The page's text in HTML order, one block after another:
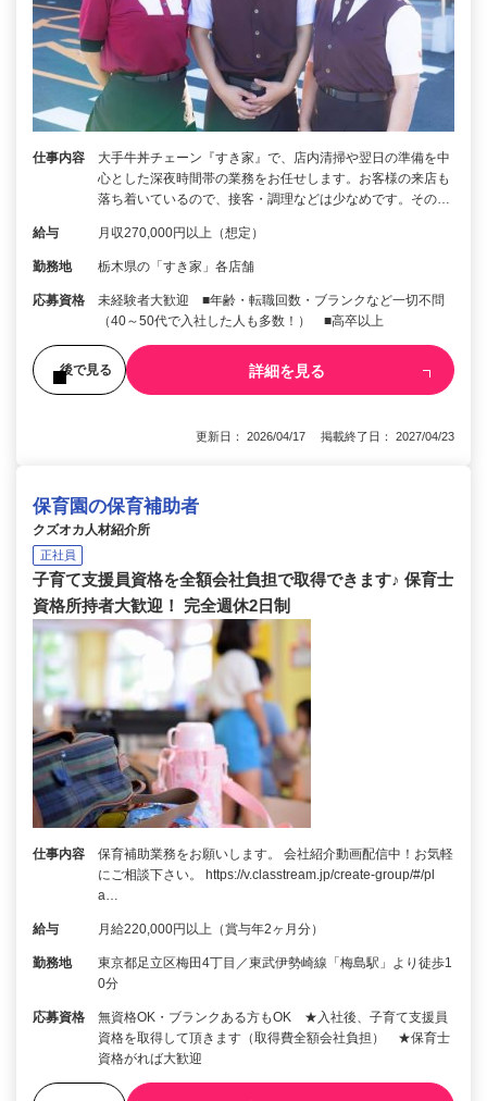
仕事内容
大手牛丼チェーン『すき家』で、店内清掃や翌日の準備を中
心とした深夜時間帯の業務をお任せします。お客様の来店も
落ち着いているので、接客・調理などは少なめです。その…
給与 月収270,000円以上（想定）
勤務地 栃木県の「すき家」各店舗
応募資格
未経験者大歓迎 ■年齢・転職回数・ブランクなど一切不問
（40～50代で入社した人も多数！） ■高卒以上
後で見る 詳細を見る
更新日： 2026/04/17 掲載終了日： 2027/04/23
保育園の保育補助者
クズオカ人材紹介所
正社員
子育て支援員資格を全額会社負担で取得できます♪ 保育士
資格所持者大歓迎！ 完全週休2日制
仕事内容
保育補助業務をお願いします。 会社紹介動画配信中！お気軽
にご相談下さい。 https://v.classtream.jp/create-group/#/pl
a…
給与 月給220,000円以上（賞与年2ヶ月分）
勤務地
東京都足立区梅田4丁目／東武伊勢崎線「梅島駅」より徒歩1
0分
応募資格
無資格OK・ブランクある方もOK ★入社後、子育て支援員
資格を取得して頂きます（取得費全額会社負担） ★保育士
資格がれば大歓迎